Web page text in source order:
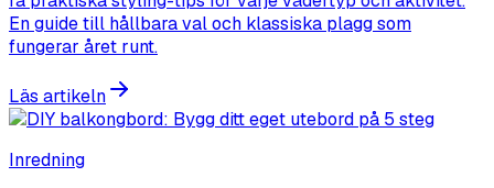
En guide till hållbara val och klassiska plagg som
fungerar året runt.
Läs artikeln
Inredning